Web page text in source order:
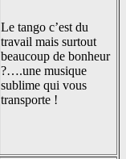
Le tango c’est du
travail mais surtout
beaucoup de bonheur
?….une musique
sublime qui vous
transporte !